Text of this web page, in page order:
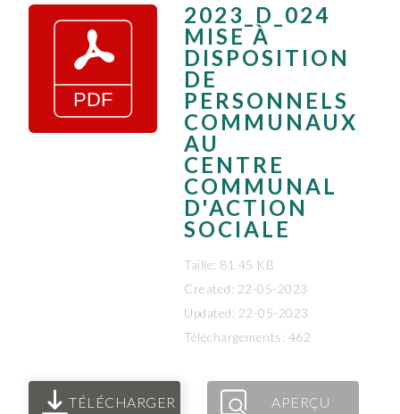
2023_D_024
MISE À
DISPOSITION
DE
PERSONNELS
COMMUNAUX
AU
CENTRE
COMMUNAL
D'ACTION
SOCIALE
Taille: 81.45 KB
Created: 22-05-2023
Updated: 22-05-2023
Téléchargements: 462
TÉLÉCHARGER APERÇU